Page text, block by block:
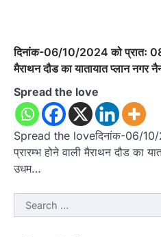
दिनांक-06/10/2024 को प्रातः
मैराथन दौड का यातायात प्लान नगर
Spread the love
Spread the loveदिनांक-06/
प्रारम्भ होने वाली मैराथन दौड का
उधम…
Search
for: